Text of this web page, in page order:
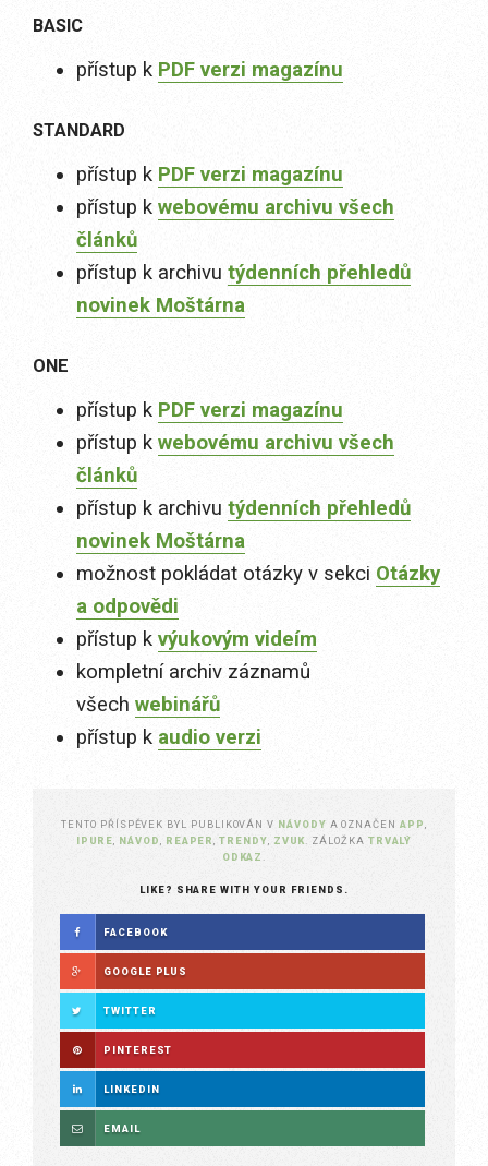
BASIC
přístup k PDF verzi magazínu
STANDARD
přístup k PDF verzi magazínu
přístup k webovému archivu všech
článků
přístup k archivu týdenních přehledů
novinek Moštárna
ONE
přístup k PDF verzi magazínu
přístup k webovému archivu všech
článků
přístup k archivu týdenních přehledů
novinek Moštárna
možnost pokládat otázky v sekci Otázky
a odpovědi
přístup k výukovým videím
kompletní archiv záznamů
všech webinářů
přístup k audio verzi
TENTO PŘÍSPĚVEK BYL PUBLIKOVÁN V NÁVODY A OZNAČEN APP
IPURE
NÁVOD REAPER ,TRENDY ZVUK . ZÁLOŽKA TRVALÝ
ODKAZ
LIKE? SHARE WITH YOUR FRIENDS.
FACEBOOK
GOOGLE PLUS
TWITTER
PINTEREST
LINKEDIN
EMAIL